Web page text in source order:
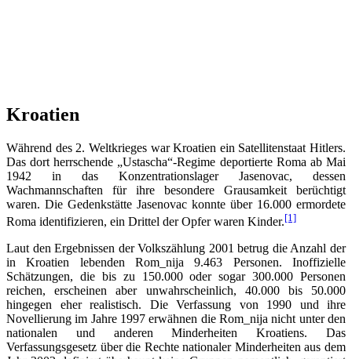
Kroatien
Während des 2. Weltkrieges war Kroatien ein Satellitenstaat Hitlers.
Das dort herrschende „Ustascha“-Regime deportierte Roma ab Mai
1942 in das Konzentrationslager Jasenovac, dessen
Wachmannschaften für ihre besondere Grausamkeit berüchtigt
waren. Die Gedenkstätte Jasenovac konnte über 16.000 ermordete
Roma identifizieren, ein Drittel der Opfer waren Kinder.[1]
Laut den Ergebnissen der Volkszählung 2001 betrug die Anzahl der
in Kroatien lebenden Rom_nija 9.463 Personen. Inoffizielle
Schätzungen, die bis zu 150.000 oder sogar 300.000 Personen
reichen, erscheinen aber unwahrscheinlich, 40.000 bis 50.000
hingegen eher realistisch. Die Verfassung von 1990 und ihre
Novellierung im Jahre 1997 erwähnen die Rom_nija nicht unter den
nationalen und anderen Minderheiten Kroatiens. Das
Verfassungsgesetz über die Rechte nationaler Minderheiten aus dem